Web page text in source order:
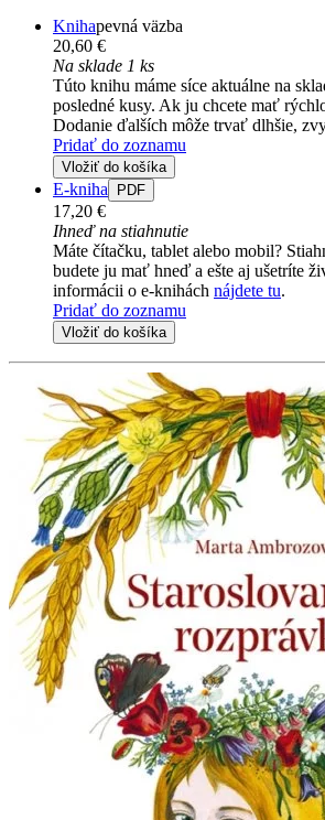
Knihapevná väzba
20,60 €
Na sklade 1 ks
Túto knihu máme síce aktuálne na
posledné kusy. Ak ju chcete mať
Dodanie ďalších môže trvať dlhšie,
Pridať do zoznamu
Vložiť do košíka
E-kniha PDF
17,20 €
Ihneď na stiahnutie
Máte čítačku, tablet alebo mobil?
budete ju mať hneď a ešte aj ušetríte
informácii o e-knihách nájdete tu.
Pridať do zoznamu
Vložiť do košíka